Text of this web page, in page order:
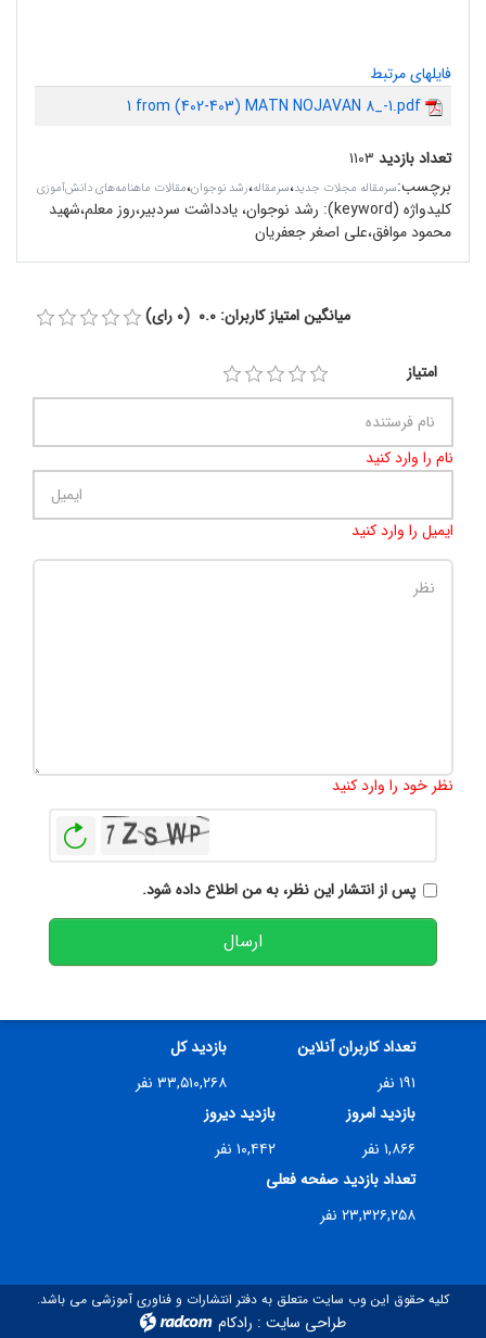
فایلهای مرتبط
1 from (402-403) MATN NOJAVAN 8_-1.pdf
تعداد بازدید ۱۱۰۳
برچسب:سرمقاله مجلات جدید،سرمقاله،رشد نوجوان،مقالات ماهنامه‌های دانش‌آموزی
کلیدواژه (keyword):
رشد نوجوان، یادداشت سردبیر،روز معلم،شهید
محمود موافق،علی اصغر جعفریان
میانگین امتیاز کاربران: 0.0 (0 رای)
امتیاز
نام را وارد کنید
ایمیل را وارد کنید
نظر خود را وارد کنید
پس از انتشار این نظر، به من اطلاع داده شود.
ارسال
تعداد کاربران آنلاین
۱۹۱ نفر
بازدید کل
۳۳,۵۱۰,۲۶۸ نفر
بازدید امروز
۱,۸۶۶ نفر
بازدید دیروز
۱۰,۴۴۲ نفر
تعداد بازدید صفحه فعلی
۲۳,۳۲۶,۲۵۸ نفر
کلیه حقوق این وب سایت متعلق به دفتر انتشارات و فناوری آموزشی می باشد.
طراحی سایت : رادکام radcom